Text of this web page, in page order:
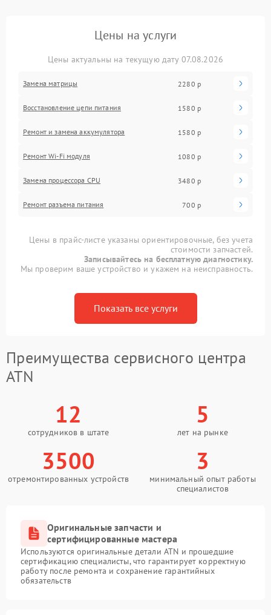
Цены на услуги
Цены актуальны на текущую дату 07.08.2026
Замена матрицы 2280 р
Восстановление цепи питания 1580 р
Ремонт и замена аккумулятора 1580 р
Ремонт Wi-Fi модуля 1080 р
Замена процессора CPU 3480 р
Ремонт разъема питания 700 р
Цены в прайс-листе указаны ориентировочные, без учета
стоимости запчастей.
Записывайтесь на бесплатную диагностику.
Мы проверим ваше устройство и укажем на неисправность.
Показать все услуги
Преимущества сервисного центра
ATN
12
сотрудников в штате
5
лет на рынке
3500
отремонтированных устройств
3
минимальный опыт работы
специалистов
Оригинальные запчасти и
сертифицированные мастера
Используются оригинальные детали ATN и прошедшие
сертификацию специалисты, что гарантирует корректную
работу после ремонта и сохранение гарантийных
обязательств